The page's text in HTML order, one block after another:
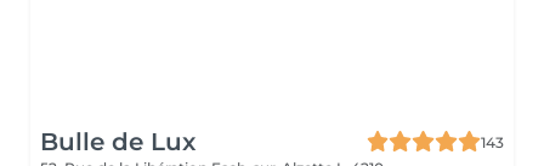
Bulle de Lux
143